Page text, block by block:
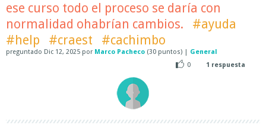
ese curso todo el proceso se daría con
normalidad ohabrían cambios.
#ayuda
#help
#craest #cachimbo
preguntado Dic 12, 2025 por Marco Pacheco (30 puntos) | General
0
1 respuesta